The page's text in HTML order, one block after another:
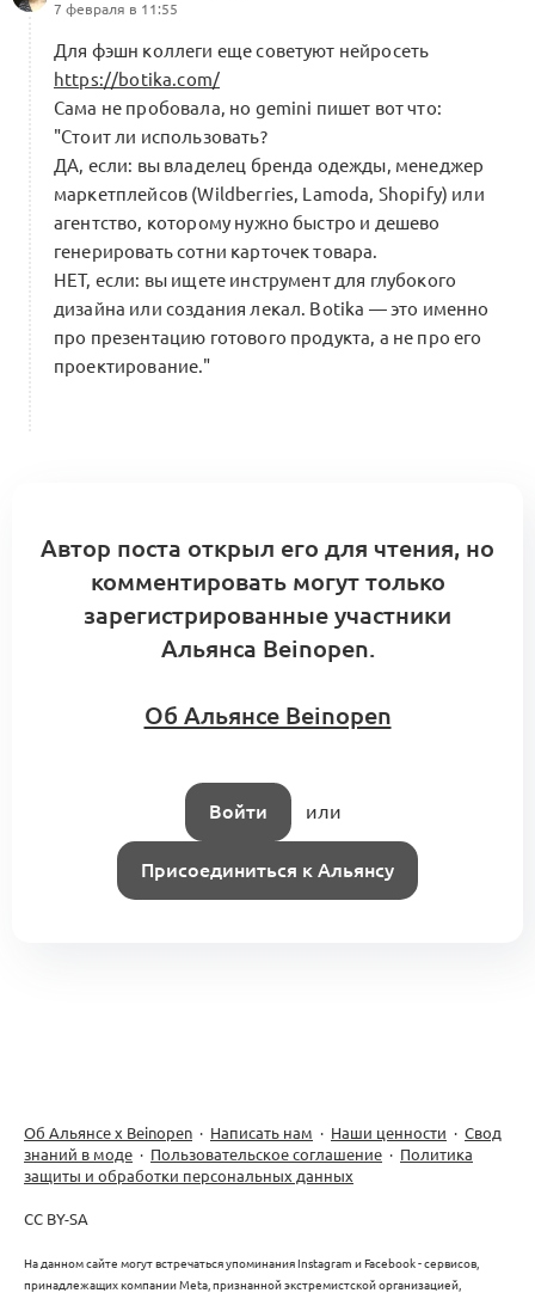
7 февраля в 11:55
Для фэшн коллеги еще советуют нейросеть
https://botika.com/
Сама не пробовала, но gemini пишет вот что:
"Стоит ли использовать?
ДА, если: вы владелец бренда одежды, менеджер
маркетплейсов (Wildberries, Lamoda, Shopify) или
агентство, которому нужно быстро и дешево
генерировать сотни карточек товара.
НЕТ, если: вы ищете инструмент для глубокого
дизайна или создания лекал. Botika — это именно
про презентацию готового продукта, а не про его
проектирование."
Автор поста открыл его для чтения, но
комментировать могут только
зарегистрированные участники
Альянса Beinopen.
Об Альянсе Beinopen
Войти или
Присоединиться к Альянсу
Об Альянсе х Beinopen · Написать нам · Наши ценности · Свод
знаний в моде · Пользовательское соглашение · Политика
защиты и обработки персональных данных
CC BY-SA
На данном сайте могут встречаться упоминания Instagram и Facebook - сервисов,
принадлежащих компании Meta, признанной экстремистской организацией,